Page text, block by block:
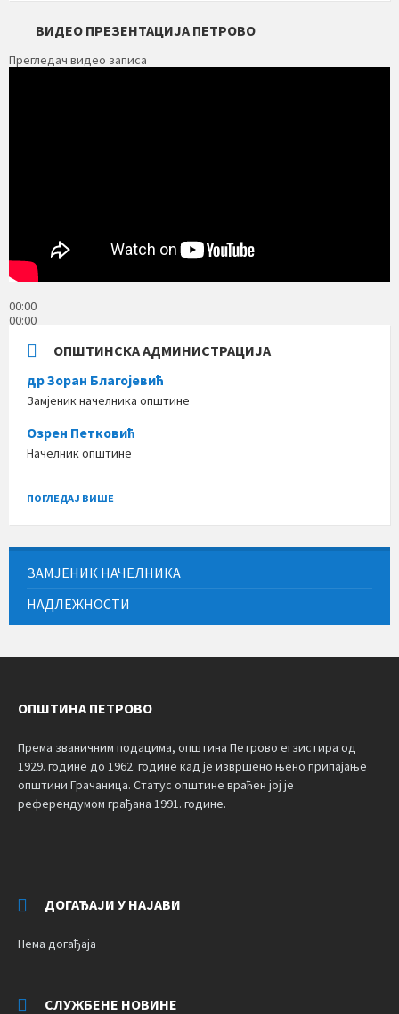
ВИДЕО ПРЕЗЕНТАЦИЈА ПЕТРОВО
Прегледач видео записа
00:00
00:00
ОПШТИНСКА АДМИНИСТРАЦИЈА
др Зоран Благојевић
Замјеник начелника општине
Озрен Петковић
Начелник општине
ПОГЛЕДАЈ ВИШЕ
ЗАМЈЕНИК НАЧЕЛНИКА
НАДЛЕЖНОСТИ
ОПШТИНА ПЕТРОВО
Према званичним подацима, општина Петрово егзистира од
1929. године до 1962. године кад је извршено њено припајање
општини Грачаница. Статус општине враћен јој је
референдумом грађана 1991. године.
ДОГАЂАЈИ У НАЈАВИ
Нема догађаја
СЛУЖБЕНЕ НОВИНЕ